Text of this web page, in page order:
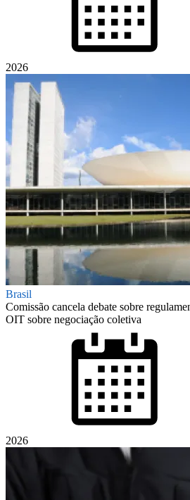
2026
Brasil
Comissão cancela debate sobre
OIT sobre negociação coletiva
2026